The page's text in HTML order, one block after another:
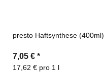
presto Haftsynthese (400ml)
7,05 € *
17,62 € pro 1 l